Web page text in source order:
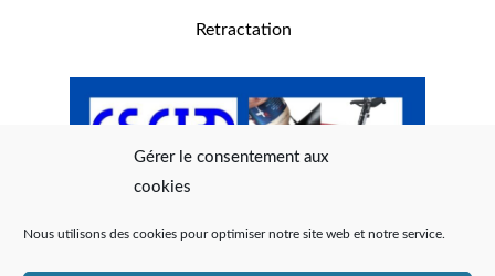
Gérer le consentement aux
cookies
Nous utilisons des cookies pour optimiser notre site web et notre service.
Retractation